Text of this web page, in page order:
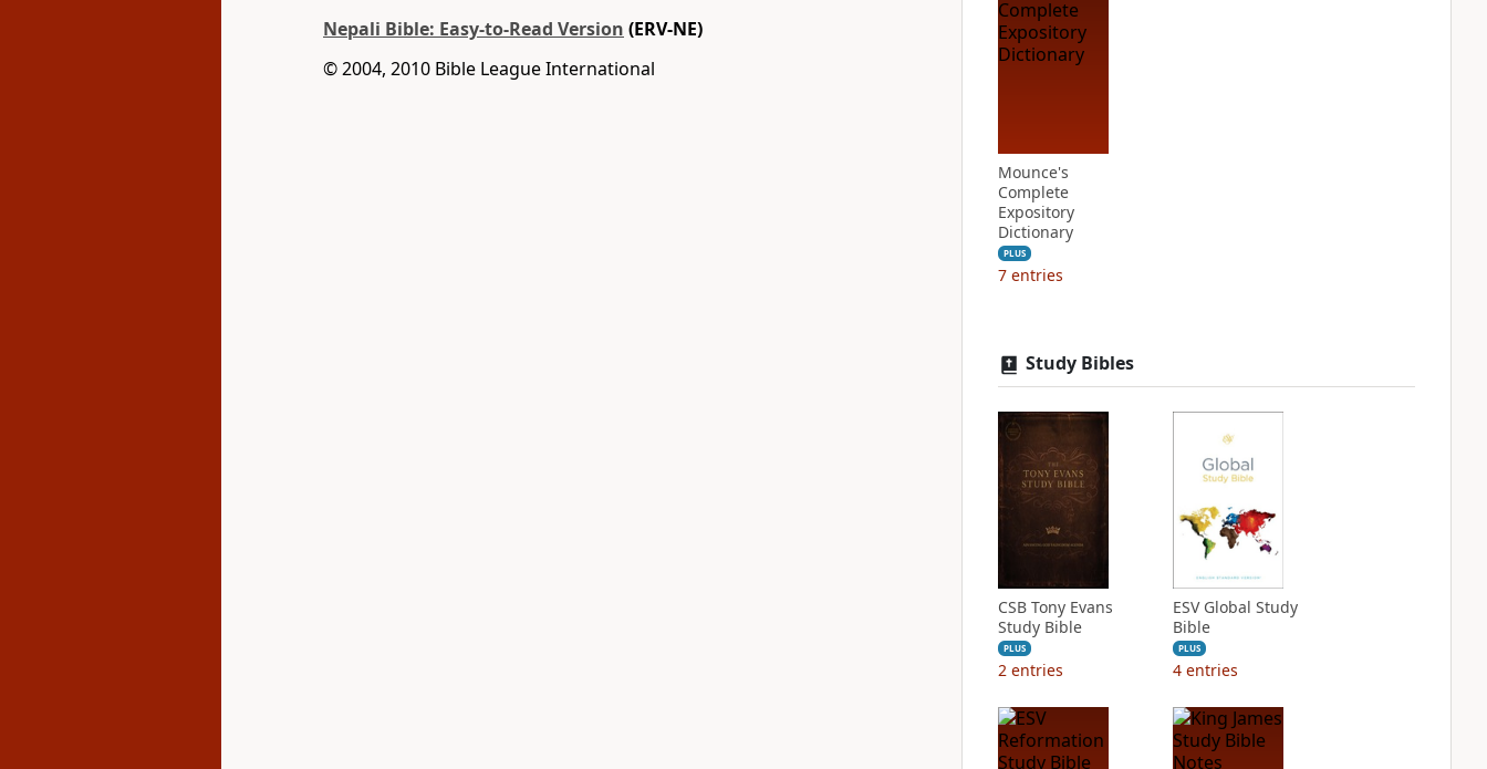
Nepali Bible: Easy-to-Read Version (ERV-NE)
© 2004, 2010 Bible League International
Mounce's
Complete
Expository
Dictionary
PLUS
7 entries
Study Bibles
CSB Tony Evans
Study Bible
PLUS
2 entries
ESV Global Study
Bible
PLUS
4 entries